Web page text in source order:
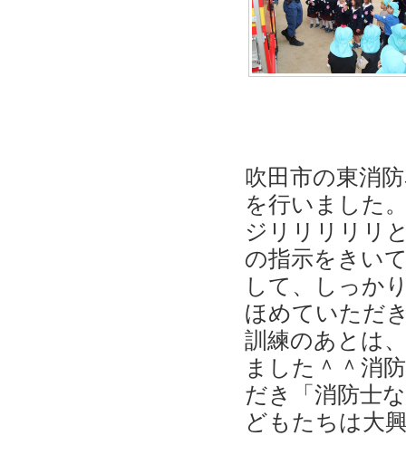
吹田市の東消
を行いました
ジリリリリリ
の指示をきい
して、しっか
ほめていただ
訓練のあとは
ました＾＾消
だき「消防士
どもたちは大